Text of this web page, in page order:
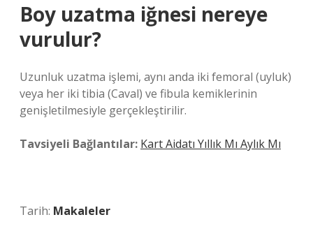
Boy uzatma iğnesi nereye
vurulur?
Uzunluk uzatma işlemi, aynı anda iki femoral (uyluk)
veya her iki tibia (Caval) ve fibula kemiklerinin
genişletilmesiyle gerçekleştirilir.
Tavsiyeli Bağlantılar: Kart Aidatı Yıllık Mı Aylık Mı
Tarih: Makaleler